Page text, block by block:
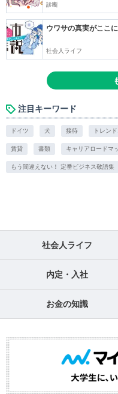
診断
ウワサの真実がここ
社会人ライフ
注目キーワード
ドイツ 犬 接待 トレンド.
賃貸 書類 キャリアロードマ
もう間違えない！ 定番ビジネス敬語集
社会人ライフ
内定・入社
お金の知識